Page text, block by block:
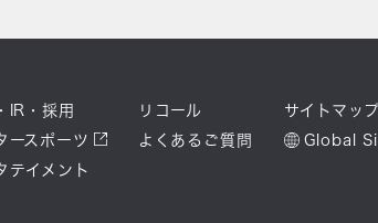
IR・採用
ースポーツ
テイメント
リコール
よくあるご質問
サイトマップ
Global